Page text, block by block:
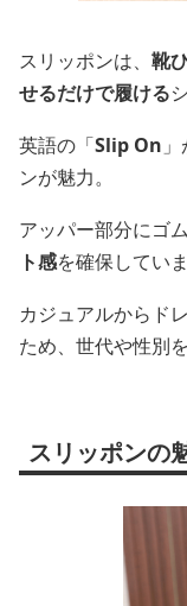
スリッポンは、 靴
せるだけで履ける
英語の「Slip On
ンが魅力。
アッパー部分にゴ
ト感を確保していま
カジュアルからド
ため、世代や性別
スリッポンの